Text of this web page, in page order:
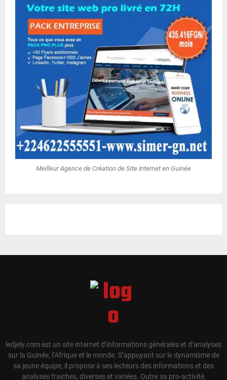
Meilleur Agence de Création de Site Internet en Guinée
ledjely.com est un site internet d’informations générales et d’analyses
sur la Guinée, l’Afrique et le monde. S’appuyant sur le dynamisme de
sa jeune équipe, il propose à ses lecteurs des informations et des
analyses fraiches, diverses et variées. Outre sa pro-activité,